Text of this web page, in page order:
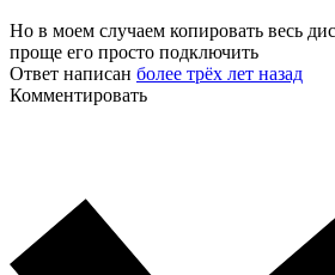
Но в моем случаем копировать весь
проще его просто подключить
Ответ написан более трёх лет назад
Комментировать